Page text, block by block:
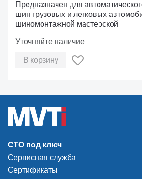
Предназначен для
шин грузовых и легковых
шиномонтажной мастерской
Уточняйте наличие
В корзину
СТО под ключ
Сервисная служба
Сертификаты